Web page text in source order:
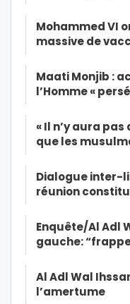
Mohammed VI
massive de
Maati Monjib :
l’Homme «
« Il n’y aura
que les
Dialogue inter-
réunion
Enquête/Al Adl
gauche:
Al Adl Wal
l’amertume